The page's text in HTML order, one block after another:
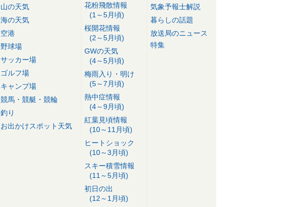
山の天気
海の天気
空港
野球場
サッカー場
ゴルフ場
キャンプ場
競馬・競艇・競輪
釣り
お出かけスポット天気
花粉飛散情報
(1～5月頃)
桜開花情報
(2～5月頃)
GWの天気
(4～5月頃)
梅雨入り・明け
(5～7月頃)
熱中症情報
(4～9月頃)
紅葉見頃情報
(10～11月頃)
ヒートショック
(10～3月頃)
スキー積雪情報
(11～5月頃)
初日の出
(12～1月頃)
気象予報士解説
暮らしの話題
放送局のニュース
特集